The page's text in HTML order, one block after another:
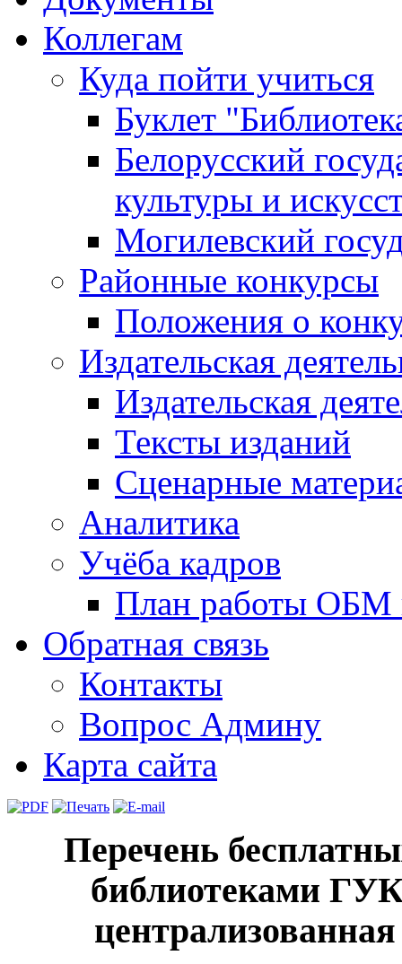
Коллегам
Куда пойти учиться
Буклет
Белорусский
культуры и
Могилевский
Районные конкурсы
Положения о
Издательская
Издательская
Тексты изданий
Сценарные
Аналитика
Учёба кадров
План работы ОБМ
Обратная связь
Контакты
Вопрос Админу
Карта сайта
Перечень
библиотеками